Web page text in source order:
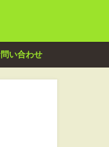
い合わせ